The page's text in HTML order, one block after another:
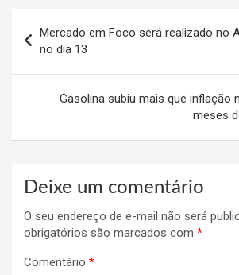
de
Post
Mercado em Foco será realizado no
no dia 13
Gasolina subiu mais que inflação
meses
Deixe um comentário
O seu endereço de e-mail não será
obrigatórios são marcados com *
Comentário *